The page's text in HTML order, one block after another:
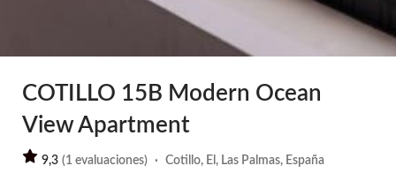
COTILLO 15B Modern Ocean
View Apartment
9,3 (1 evaluaciones) · Cotillo, El, Las Palmas, España